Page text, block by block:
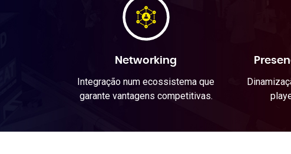
Networking
Integração num ecossistema que
garante vantagens competitivas.